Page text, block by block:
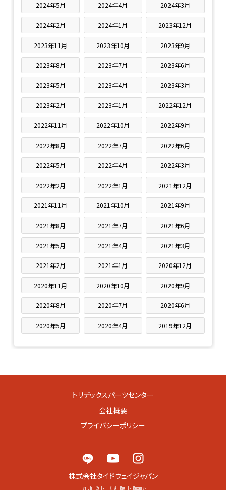
2024年5月 2024年4月 2024年3月
2024年2月 2024年1月 2023年12月
2023年11月 2023年10月 2023年9月
2023年8月 2023年7月 2023年6月
2023年5月 2023年4月 2023年3月
2023年2月 2023年1月 2022年12月
2022年11月 2022年10月 2022年9月
2022年8月 2022年7月 2022年6月
2022年5月 2022年4月 2022年3月
2022年2月 2022年1月 2021年12月
2021年11月 2021年10月 2021年9月
2021年8月 2021年7月 2021年6月
2021年5月 2021年4月 2021年3月
2021年2月 2021年1月 2020年12月
2020年11月 2020年10月 2020年9月
2020年8月 2020年7月 2020年6月
2020年5月 2020年4月 2019年12月
トリデックスパーツセンター
会社概要
プライバシーポリシー
株式会社タイドウェイジャパン
Copyright © TRIDEX All Rights Reserved.